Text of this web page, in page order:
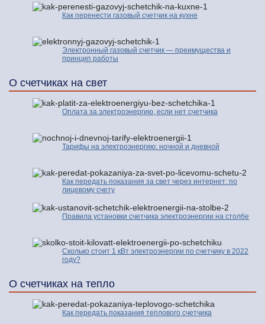
Как перенести газовый счетчик на кухне
Электронный газовый счетчик — преимущества и
принцип работы
О счетчиках на свет
Оплата за электроэнергию, если нет счетчика
Тарифы на электроэнергию: ночной и дневной
Как передать показания за свет через интернет: по
лицевому счету
Правила установки счетчика электроэнергии на столбе
Сколько стоит 1 кВт электроэнергии по счетчику в 2022
году?
О счетчиках на тепло
Как передать показания теплового счетчика